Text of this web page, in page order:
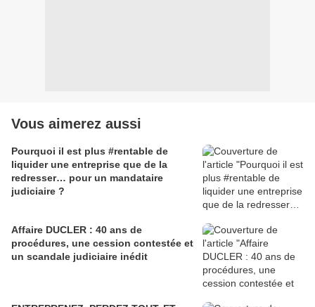
Vous aimerez aussi
Pourquoi il est plus #rentable de
liquider une entreprise que de la
redresser… pour un mandataire
judiciaire ?
Affaire DUCLER : 40 ans de
procédures, une cession contestée et
un scandale judiciaire inédit